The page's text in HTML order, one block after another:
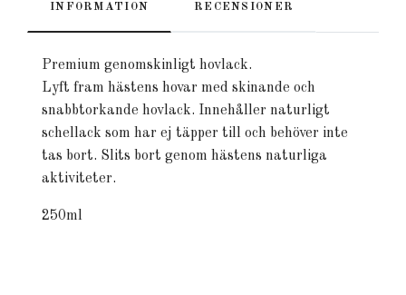
INFORMATION RECENSIONER
Premium genomskinligt hovlack.
Lyft fram hästens hovar med skinande och
snabbtorkande hovlack. Innehåller naturligt
schellack som har ej täpper till och behöver inte
tas bort. Slits bort genom hästens naturliga
aktiviteter.
250ml